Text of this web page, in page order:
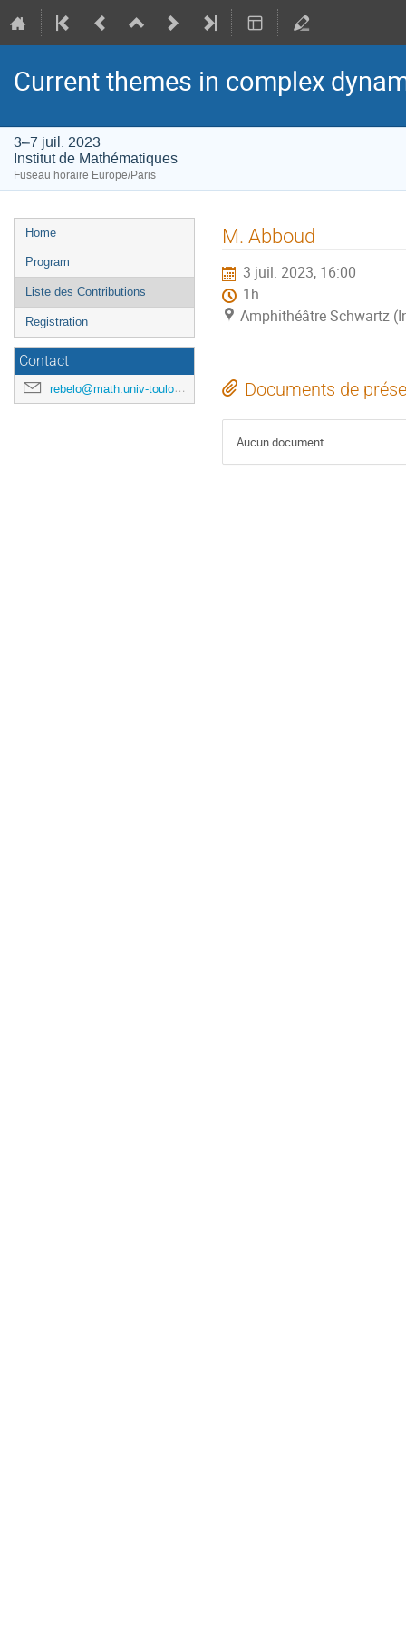
Current themes in complex
3–7 juil. 2023
Institut de Mathématiques
Fuseau horaire Europe/Paris
Menu
de
l'événement
Home
Program
Liste des Contributions
Registration
Contact
rebelo@math.univ-toulouse.fr
M. Abboud
3 juil. 2023, 16:00
1h
Amphithéâtre Schwartz
Documents de
Aucun document.